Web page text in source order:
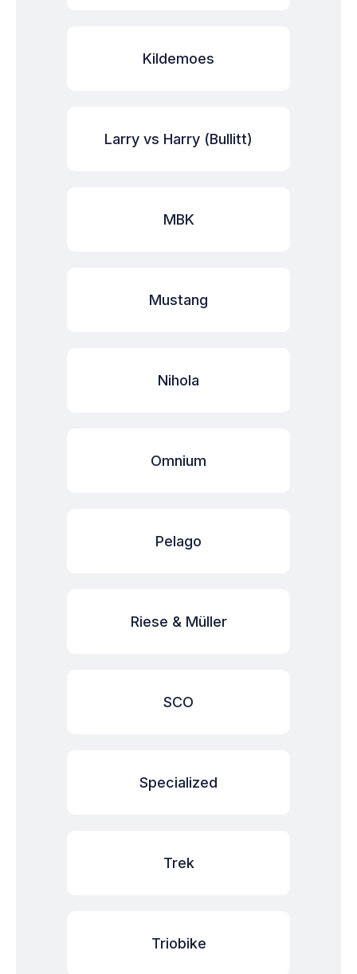
Kildemoes
Larry vs Harry (Bullitt)
MBK
Mustang
Nihola
Omnium
Pelago
Riese & Müller
SCO
Specialized
Trek
Triobike